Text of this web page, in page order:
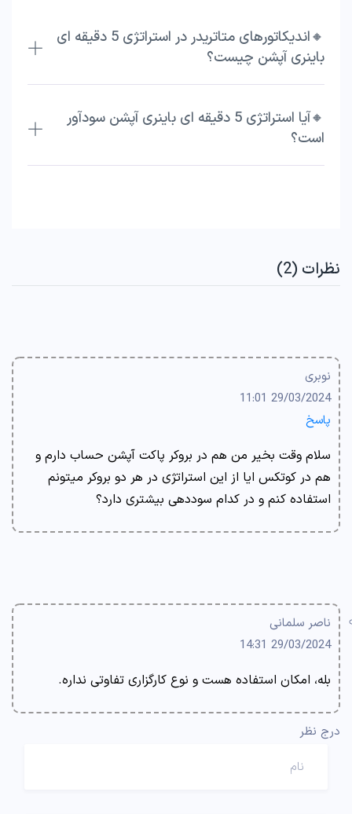
🔸اندیکاتورهای متاتریدر در استراتژی 5 دقیقه ای
باینری آپشن چیست؟
🔸آیا استراتژی 5 دقیقه ای باینری آپشن سودآور
است؟
نظرات (2)
نوبری
29/03/2024 11:01
پاسخ
سلام وقت بخیر من هم در بروکر پاکت آپشن حساب دارم و
هم در کوتکس ایا از این استراتژی در هر دو بروکر میتونم
استفاده کنم و در کدام سوددهی بیشتری دارد؟
ناصر سلمانی
29/03/2024 14:31
بله، امکان استفاده هست و نوع کارگزاری تفاوتی نداره.
درج نظر